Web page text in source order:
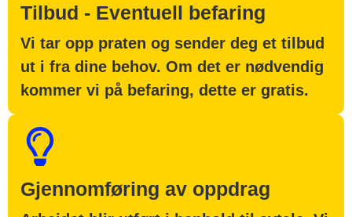
Tilbud - Eventuell befaring
Vi tar opp praten og sender deg et tilbud
ut i fra dine behov. Om det er nødvendig
kommer vi på befaring, dette er gratis.
Gjennomføring av oppdrag